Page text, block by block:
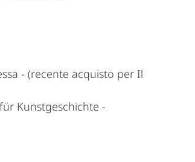
- (recente acquisto per Il
Kunstgeschichte -